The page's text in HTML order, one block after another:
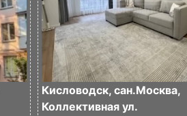
Кисловодск, сан.Москва,
Коллективная ул.